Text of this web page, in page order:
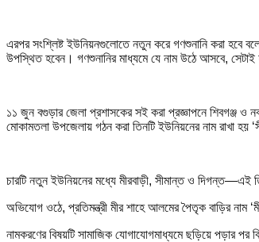
এরপর সংশ্লিষ্ট ইউনিয়নগুলোতে নতুন করে গণশুনানি করা হবে
উপস্থিত হবেন। গণশুনানির মাধ্যমে যে নাম উঠে আসবে,
১১ জুন বগুড়ার জেলা প্রশাসকের সই করা প্রজ্ঞাপনে শিবগঞ্জ ও
মোকামতলা উপজেলায় গঠন করা তিনটি ইউনিয়নের নাম রাখা হয়
চারটি নতুন ইউনিয়নের মধ্যে মীরবাড়ী, সীমান্ত ও দিগন্ত—এই
অভিযোগ ওঠে, প্রতিমন্ত্রী মীর শাহে আলমের পৈতৃক বাড়ির নাম
নামকরণের বিষয়টি সামাজিক যোগাযোগমাধ্যমে ছড়িয়ে পড়ার